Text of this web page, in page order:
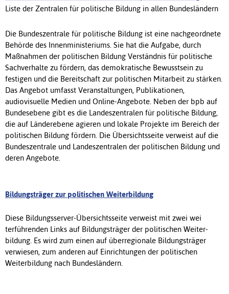
Liste der Zentralen für politische Bildung in allen Bundesländern
Die Bundeszentrale für politische Bildung ist eine nachgeordnete
Behörde des Innenministeriums. Sie hat die Aufgabe, durch
Maßnahmen der politischen Bildung Verständnis für politische
Sachverhalte zu fördern, das demokratische Bewusstsein zu
festigen und die Bereitschaft zur politischen Mitarbeit zu stärken.
Das Angebot umfasst Veranstaltungen, Publikationen,
audiovisuelle Medien und Online-Angebote. Neben der bpb auf
Bundesebene gibt es die Landeszentralen für politische Bildung,
die auf Länderebene agieren und lokale Projekte im Bereich der
politischen Bildung fördern. Die Übersichtsseite verweist auf die
Bundeszentrale und Landeszentralen der politischen Bildung und
deren Angebote.
Bildungsträger zur politischen Weiterbildung
Diese Bildungsserver-Übersichtsseite verweist mit zwei wei
terführenden Links auf Bildungsträger der politischen Weiter-
bildung. Es wird zum einen auf überregionale Bildungsträger
verwiesen, zum anderen auf Einrichtungen der politischen
Weiterbildung nach Bundesländern.